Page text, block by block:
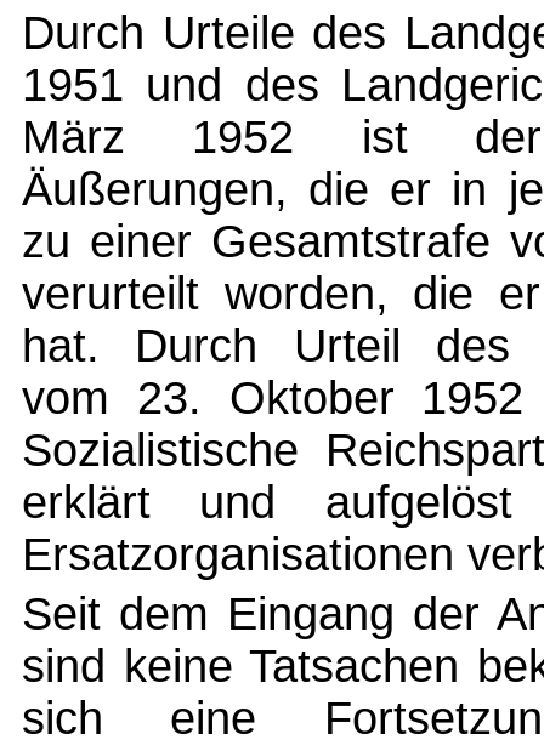
Durch Urteile des
1951 und des
März 1952 ist der
Äußerungen, die er in
zu einer Gesamtstrafe
verurteilt worden, die
hat. Durch Urteil des
vom 23. Oktober
Sozialistische
erklärt und
Ersatzorganisationen
Seit dem Eingang der
sind keine Tatsachen
sich eine